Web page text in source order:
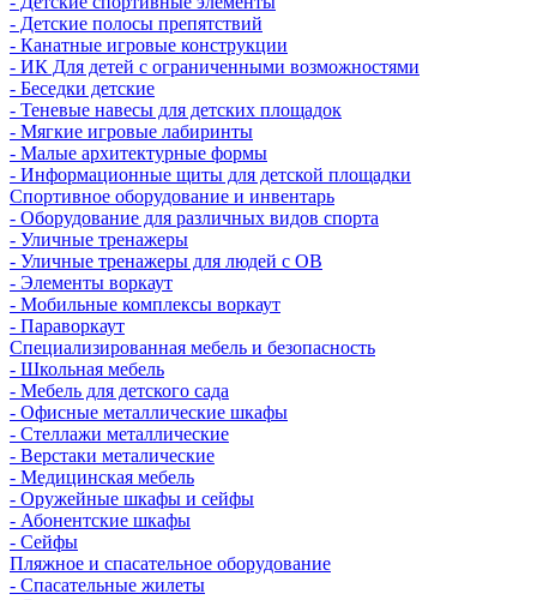
- Детские полосы препятствий
- Канатные игровые конструкции
- ИК Для детей с ограниченными возможностями
- Беседки детские
- Теневые навесы для детских площадок
- Мягкие игровые лабиринты
- Малые архитектурные формы
- Информационные щиты для детской площадки
Спортивное оборудование и инвентарь
- Оборудование для различных видов спорта
- Уличные тренажеры
- Уличные тренажеры для людей с ОВ
- Элементы воркаут
- Мобильные комплексы воркаут
- Параворкаут
Cпециализированная мебель и безопасность
- Школьная мебель
- Мебель для детского сада
- Офисные металлические шкафы
- Стеллажи металлические
- Верстаки металические
- Медицинская мебель
- Оружейные шкафы и сейфы
- Абонентские шкафы
- Сейфы
Пляжное и спасательное оборудование
- Спасательные жилеты